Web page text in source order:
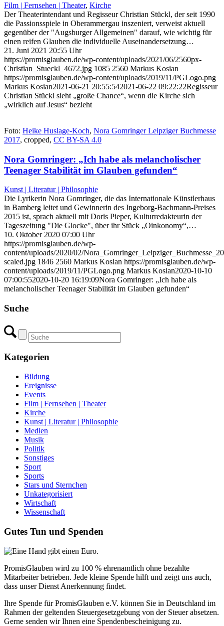
Film | Fernsehen | Theater, Kirche
Der Theaterintendant und Regisseur Christian Stückl, der seit 1990
die Passionsspiele in Oberammergau inszeniert, verweist aktuell
gegenüber der "Augsburger Allgemeinen" darauf, wie wichtig für
einen reifen Glauben die individuelle Auseinandersetzung…
21. Juni 2021 20:55 Uhr
https://promisglauben.de/wp-content/uploads/2021/06/2560px-
Christian_Stueckl_4672.jpg 1085 2560 Markus Kosian
https://promisglauben.de/wp-content/uploads/2019/11/PGLogo.png
Markus Kosian2021-06-21 20:55:542021-06-22 09:22:22Regisseur
Christian Stückl sieht „große Chance“, wenn die Kirche sich
„wirklich auf Jesus“ bezieht
Foto: Heike Huslage-Koch, Nora Gomringer Leipziger Buchmesse
2017, cropped, CC BY-SA 4.0
Nora Gomringer: „Ich habe als melancholischer
Teenager Stabilität im Glauben gefunden“
Kunst | Literatur | Philosophie
Die Lyrikerin Nora Gomringer, die das Internationale Künstlerhaus
in Bamberg leitet und Gewinnerin des Ingeborg-Bachmann-Preises
2015 ist, sprach aktuell mit Doris Pieper, Kulturredakteurin der
Tageszeitung "Die Glocke", über ihr Stück „Oinkonomy“,…
10. Oktober 2020 07:00 Uhr
https://promisglauben.de/wp-
content/uploads/2020/02/
scaled.jpg 1846 2560 Markus Kosian https://promisglauben.de/wp-
content/uploads/2019/11/PGLogo.png Markus Kosian2020-10-10
07:00:552020-10-20 16:19:09Nora Gomringer: „Ich habe als
melancholischer Teenager Stabilität im Glauben gefunden“
Suche
Kategorien
Bildung
Ereignisse
Events
Film | Fernsehen | Theater
Kirche
Kunst | Literatur | Philosophie
Medien
Musik
Politik
Sonstiges
Sport
Sports
Stars und Sternchen
Unkategorisiert
Wirtschaft
Wissenschaft
Gutes Tun und Spenden
PromisGlauben wird zu 100 % ehrenamtlich ohne bezahlte
Mitarbeiter betrieben. Jede kleine Spende hilft und zeigt uns auch,
dass unser Dienst Anerkennung findet.
Ihre Spende für PromisGlauben e.V. können Sie in Deutschland im
Rahmen der geltenden Steuergesetzgebung von der Steuer absetzen.
Gerne senden wir Ihnen eine Spendenbescheinigung zu.